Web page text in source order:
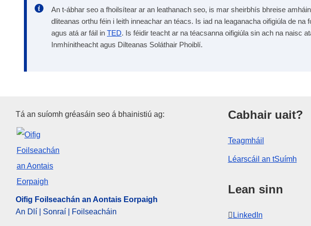
An t-ábhar seo a fhoilsítear ar an leathanach seo, is mar sheirbhís bhreise
dliteanas orthu féin i leith inneachar an téacs. Is iad na leaganacha oifigiúla de
agus atá ar fáil in TED. Is féidir teacht ar na téacsanna oifigiúla sin ach na naisc
Inmhínitheacht agus Dilteanas Soláthair Phoiblí.
Oifig Foilseachán an Aontais Eorpaigh
Tá an suíomh gréasáin seo á bhainistiú ag:
Oifig Foilseachán an Aontais Eorpaigh
An Dlí | Sonraí | Foilseacháin
Cabhair uait?
Teagmháil
Léarscáil an tSuímh
Lean sinn
LinkedIn